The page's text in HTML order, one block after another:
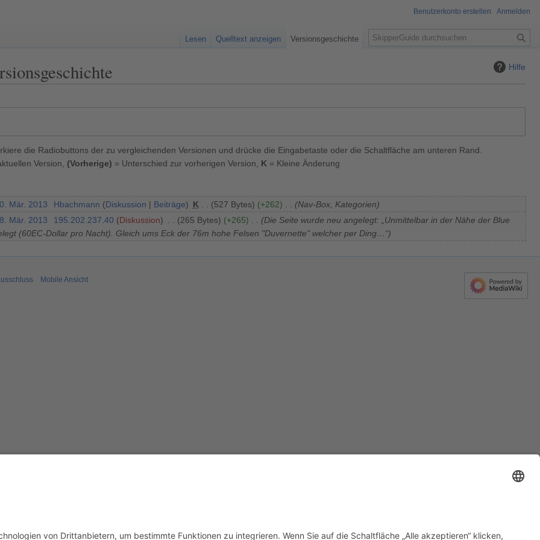
Hilfe
die Radiobuttons der zu vergleichenden Versionen und drücke die Eingabetaste oder die Schaltfläche am unteren Rand.
Version, (Vorherige) = Unterschied zur vorherigen Version, K = Kleine Änderung
Mär. 2013 Hbachmann Diskussion Beiträge K 527 Bytes +262
Nav-Box, Kategorien
Mär. 2013 195.202.237.40 Diskussion 265 Bytes +265
Die Seite wurde neu angelegt: „Unmittelbar in der Nähe der Blue
(60EC-Dollar pro Nacht). Gleich ums Eck der 76m hohe Felsen "Duvernette" welcher per Ding…“
Benutzerkonto erstellen Anmelden
Lesen Quelltext anzeigen Versionsgeschichte
S
u
e
Mobile Ansicht